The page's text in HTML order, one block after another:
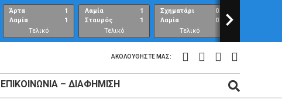
Άρτα
Λαμία
1
1
Τελικό
αποτέλεσμα
Λαμία
Σταυρός
1
1
Τελικό
αποτέλεσμα
Σχηματάρι
Λαμία
0
0
Τελικό
αποτέλεσμα
>
ΑΚΟΛΟΥΘΉΣΤΕ ΜΑΣ:
ΕΠΙΚΟΙΝΩΝΊΑ – ΔΙΑΦΉΜΙΣΗ